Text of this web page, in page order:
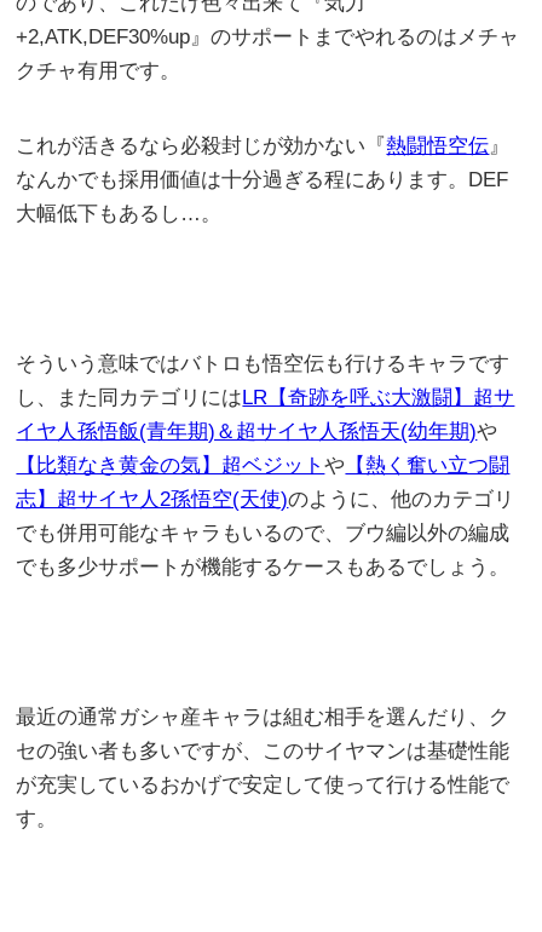
+2,ATK,DEF30%up』のサポートまでやれるのはメチャ
クチャ有用です。
これが活きるなら必殺封じが効かない『熱闘悟空伝 』
なんかでも採用価値は十分過ぎる程にあります。DEF
大幅低下もあるし…。
そういう意味ではバトロも悟空伝も行けるキャラです
し、また同カテゴリにはLR【奇跡を呼ぶ大激闘】超サ
イヤ人孫悟飯(青年期)＆超サイヤ人孫悟天(幼年期)や
【比類なき黄金の気】超ベジットや 【熱く奮い立つ闘
志】超サイヤ人2孫悟空(天使)のように、他のカテゴリ
でも併用可能なキャラもいるので、ブウ編以外の編成
でも多少サポートが機能するケースもあるでしょう。
最近の通常ガシャ産キャラは組む相手を選んだり、ク
セの強い者も多いですが、このサイヤマンは基礎性能
が充実しているおかげで安定して使って行ける性能で
す。